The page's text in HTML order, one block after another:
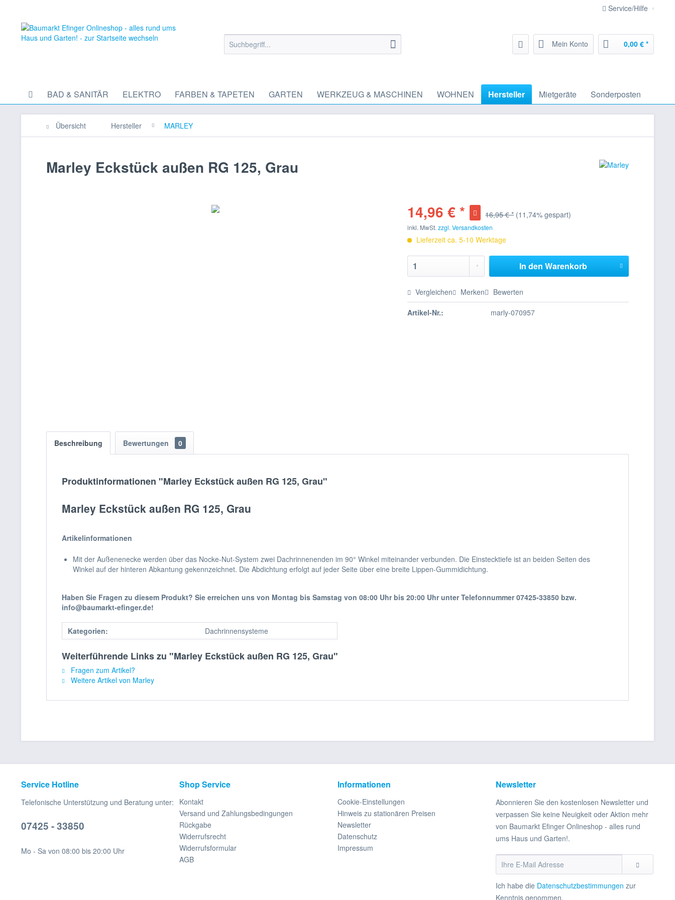
Service/Hilfe
Mein Konto 0,00 € *
BAD & SANITÄR ELEKTRO FARBEN & TAPETEN GARTEN WERKZEUG & MASCHINEN WOHNEN Hersteller Mietgeräte Sonderposten
Übersicht Hersteller MARLEY
Marley Eckstück außen RG 125, Grau
14,96 € * 16,95 € * (11,74% gespart)
inkl. MwSt.zzgl. Versandkosten
Lieferzeit ca. 5-10 Werktage
In den Warenkorb
Vergleichen Merken Bewerten
Artikel-Nr.: marly-070957
Beschreibung Bewertungen 0
Produktinformationen "Marley Eckstück außen RG 125, Grau"
Marley Eckstück außen RG 125, Grau
Artikelinformationen
Mit der Außenenecke werden über das Nocke-Nut-System zwei Dachrinnenenden im 90° Winkel miteinander verbunden. Die Einstecktiefe ist an beiden Seiten des
Winkel auf der hinteren Abkantung gekennzeichnet. Die Abdichtung erfolgt auf jeder Seite über eine breite Lippen-Gummidichtung.
Haben Sie Fragen zu diesem Produkt? Sie erreichen uns von Montag bis Samstag von 08:00 Uhr bis 20:00 Uhr unter Telefonnummer 07425-33850 bzw.
info@baumarkt-efinger.de!
Kategorien: Dachrinnensysteme
Weiterführende Links zu "Marley Eckstück außen RG 125, Grau"
Fragen zum Artikel?
Weitere Artikel von Marley
Service Hotline
Telefonische Unterstützung und Beratung unter:
07425 - 33850
Mo - Sa von 08:00 bis 20:00 Uhr
Shop Service
Kontakt
Versand und Zahlungsbedingungen
Rückgabe
Widerrufsrecht
Widerrufsformular
AGB
Informationen
Cookie-Einstellungen
Hinweis zu stationären Preisen
Newsletter
Datenschutz
Impressum
Newsletter
Abonnieren Sie den kostenlosen Newsletter und
verpassen Sie keine Neuigkeit oder Aktion mehr
von Baumarkt Efinger Onlineshop - alles rund
ums Haus und Garten!.
Ich habe die Datenschutzbestimmungen zur
Kenntnis genommen.